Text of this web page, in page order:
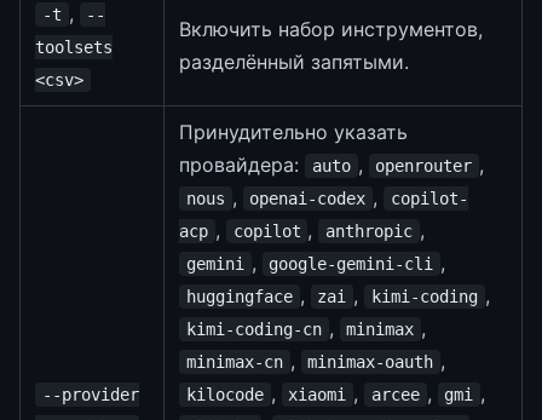
-t ,
--
toolsets
<csv>
Включить набор инструментов,
разделённый запятыми.
--provider
Принудительно указать
провайдера:
auto , openrouter ,
nous , openai-codex ,
copilot-
acp , copilot , anthropic ,
gemini , google-gemini-cli ,
huggingface , zai , kimi-coding ,
kimi-coding-cn , minimax ,
minimax-cn , minimax-oauth ,
kilocode , xiaomi , arcee , gmi ,